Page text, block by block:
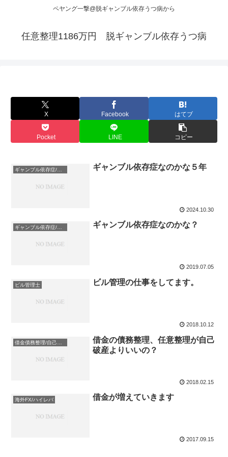
ペヤング一撃@脱ギャンブル依存うつ病から
任意整理1186万円 脱ギャンブル依存うつ病
X Facebook はてブ
Pocket LINE コピー
ギャンブル依存症/パチスロ依存症/中毒 ギャンブル依存症なのかな５年
2024.10.30
ギャンブル依存症なのかな？
2019.07.05
ビル管理士 ビル管理の仕事をしてます。
2018.10.12
借金の債務整理、任意整理が自己
破産よりいいの？
2018.02.15
海外FX/ハイレバ 借金が増えていきます
2017.09.15